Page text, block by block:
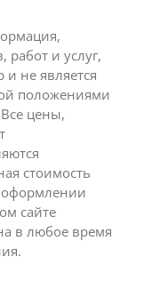
работ и услуг,
не является
положениями
цены,
стоимость
оформлении
сайте
в любое время